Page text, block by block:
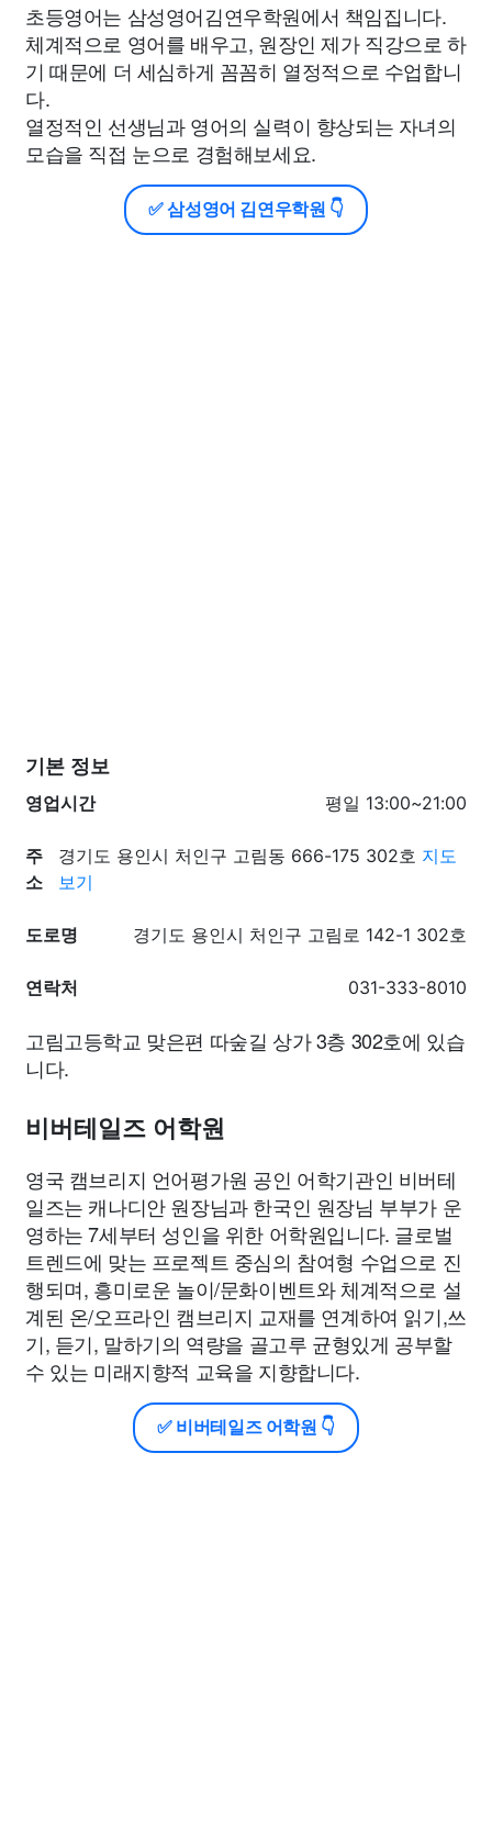
초등영어는 삼성영어김연우학원에서 책임집니다.
체계적으로 영어를 배우고, 원장인 제가 직강으로 하
기 때문에 더 세심하게 꼼꼼히 열정적으로 수업합니
다.
열정적인 선생님과 영어의 실력이 향상되는 자녀의
모습을 직접 눈으로 경험해보세요.
✅ 삼성영어 김연우학원 👇
기본 정보
영업시간
평일 13:00~21:00
주
소
경기도 용인시 처인구 고림동 666-175 302호 지도
보기
도로명 경기도 용인시 처인구 고림로 142-1 302호
연락처 031-333-8010
고림고등학교 맞은편 따숲길 상가 3층 302호에 있습
니다.
비버테일즈 어학원
영국 캠브리지 언어평가원 공인 어학기관인 비버테
일즈는 캐나디안 원장님과 한국인 원장님 부부가 운
영하는 7세부터 성인을 위한 어학원입니다. 글로벌
트렌드에 맞는 프로젝트 중심의 참여형 수업으로 진
행되며, 흥미로운 놀이/문화이벤트와 체계적으로 설
계된 온/오프라인 캠브리지 교재를 연계하여 읽기,쓰
기, 듣기, 말하기의 역량을 골고루 균형있게 공부할
수 있는 미래지향적 교육을 지향합니다.
✅ 비버테일즈 어학원 👇